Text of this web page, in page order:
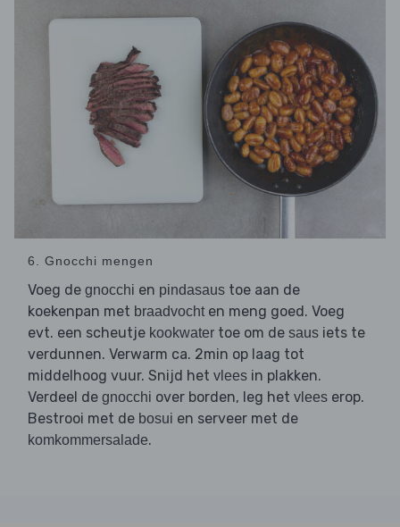
6. Gnocchi mengen
Voeg de gnocchi en pindasaus toe aan de
koekenpan met braadvochten meng goed. Voeg
evt. een scheutje kookwater toe om de saus iets te
verdunnen. Verwarm ca. 2min op laag tot
middelhoog vuur. Snijd het vlees in plakken.
Verdeel de gnocchi over borden, leg het vlees erop.
Bestrooi met de bosui en serveer met de
komkommersalade.